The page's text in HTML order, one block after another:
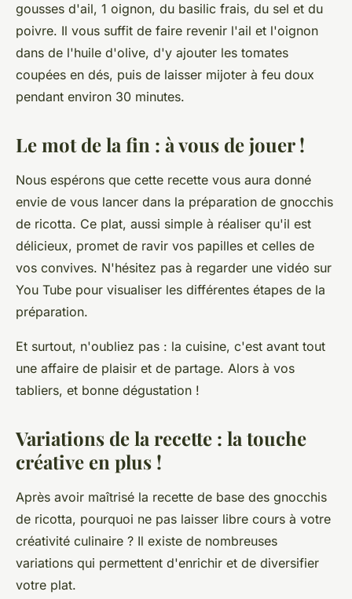
gousses d'ail, 1 oignon, du basilic frais, du sel et du
poivre. Il vous suffit de faire revenir l'ail et l'oignon
dans de l'huile d'olive, d'y ajouter les tomates
coupées en dés, puis de laisser mijoter à feu doux
pendant environ 30 minutes.
Le mot de la fin : à vous de jouer !
Nous espérons que cette recette vous aura donné
envie de vous lancer dans la préparation de gnocchis
de ricotta. Ce plat, aussi simple à réaliser qu'il est
délicieux, promet de ravir vos papilles et celles de
vos convives. N'hésitez pas à regarder une vidéo sur
You Tube pour visualiser les différentes étapes de la
préparation.
Et surtout, n'oubliez pas : la cuisine, c'est avant tout
une affaire de plaisir et de partage. Alors à vos
tabliers, et bonne dégustation !
Variations de la recette : la touche
créative en plus !
Après avoir maîtrisé la recette de base des gnocchis
de ricotta, pourquoi ne pas laisser libre cours à votre
créativité culinaire ? Il existe de nombreuses
variations qui permettent d'enrichir et de diversifier
votre plat.